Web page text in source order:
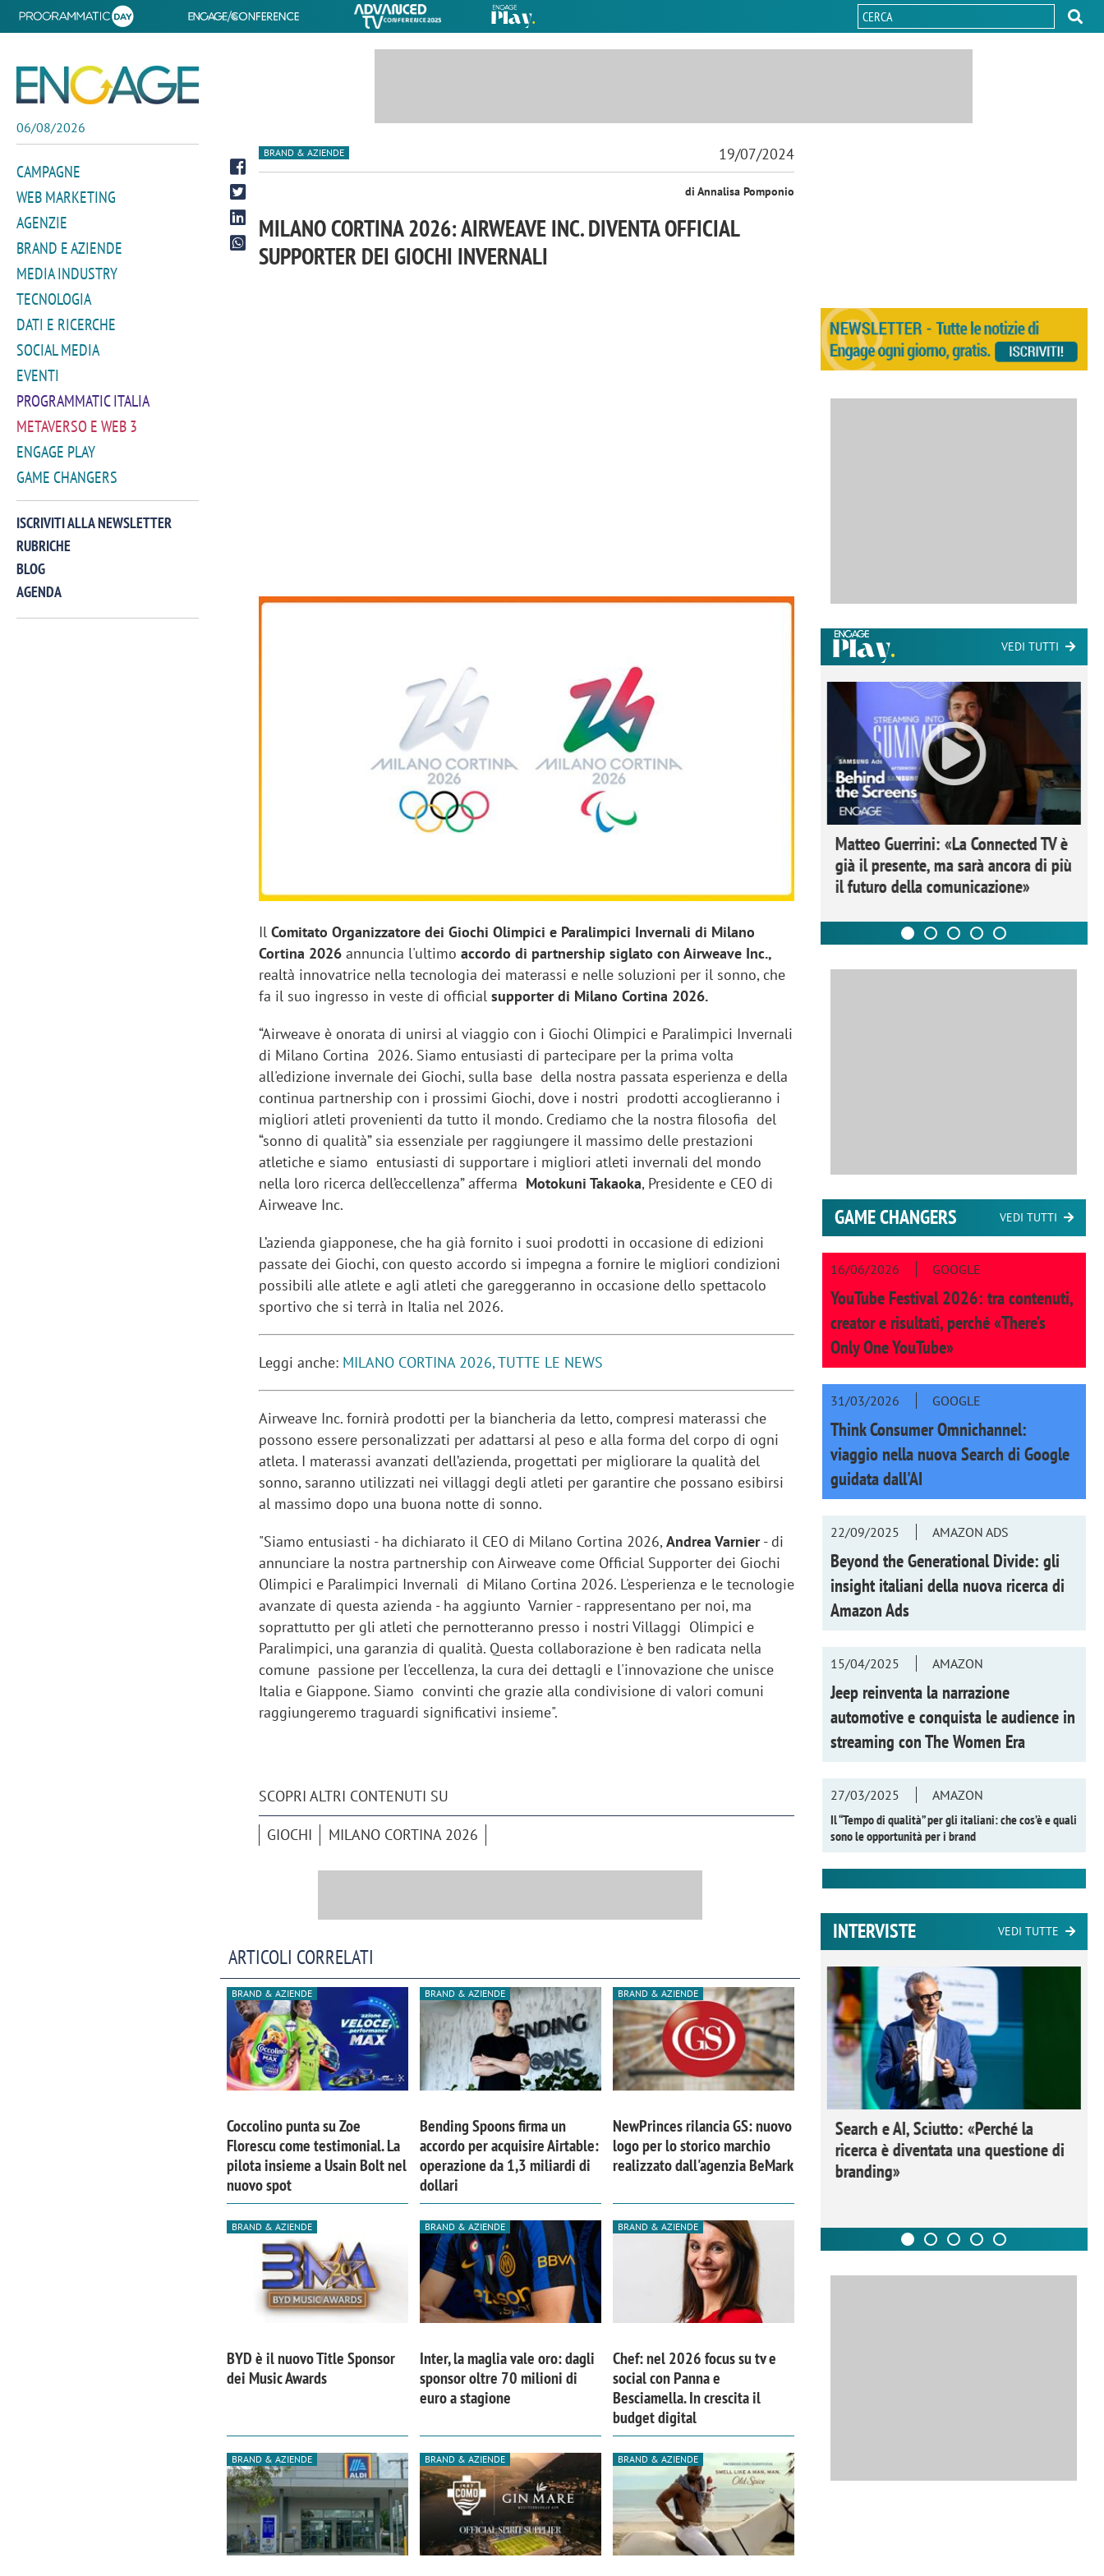
06/08/2026
CAMPAGNE
WEB MARKETING
AGENZIE
BRAND E AZIENDE
MEDIA INDUSTRY
TECNOLOGIA
DATI E RICERCHE
SOCIAL MEDIA
EVENTI
PROGRAMMATIC ITALIA
METAVERSO E WEB 3
ENGAGE PLAY
GAME CHANGERS
ISCRIVITI ALLA NEWSLETTER
RUBRICHE
BLOG
AGENDA
BRAND & AZIENDE 19/07/2024
di Annalisa Pomponio
MILANO CORTINA 2026: AIRWEAVE INC. DIVENTA OFFICIAL
SUPPORTER DEI GIOCHI INVERNALI
IlComitato Organizzatore dei Giochi Olimpici e Paralimpici Invernali di Milano
Cortina 2026 annuncia l'ultimoaccordo di partnership siglato con Airweave Inc.,
realtà innovatrice nella tecnologia dei materassi e nelle soluzioni per il sonno, che
fa il suo ingresso in veste di officialsupporter di Milano Cortina 2026.
“Airweave è onorata di unirsi al viaggio con i Giochi Olimpici e Paralimpici Invernali
di Milano Cortina 2026. Siamo entusiasti di partecipare per la prima volta
all'edizione invernale dei Giochi, sulla base della nostra passata esperienza e della
continua partnership con i prossimi Giochi, dove i nostri prodotti accoglieranno i
migliori atleti provenienti da tutto il mondo. Crediamo che la nostra filosofia del
“sonno di qualità” sia essenziale per raggiungere il massimo delle prestazioni
atletiche e siamo entusiasti di supportare i migliori atleti invernali del mondo
nella loro ricerca dell’eccellenza” afferma Motokuni Takaoka, Presidente e CEO di
Airweave Inc.
L’azienda giapponese, che ha già fornito i suoi prodotti in occasione di edizioni
passate dei Giochi, con questo accordo si impegna a fornire le migliori condizioni
possibili alle atlete e agli atleti che gareggeranno in occasione dello spettacolo
sportivo che si terrà in Italia nel 2026.
Leggi anche: MILANO CORTINA 2026, TUTTE LE NEWS
Airweave Inc. fornirà prodotti per la biancheria da letto, compresi materassi che
possono essere personalizzati per adattarsi al peso e alla forma del corpo di ogni
atleta. I materassi avanzati dell’azienda, progettati per migliorare la qualità del
sonno, saranno utilizzati nei villaggi degli atleti per garantire che possano esibirsi
al massimo dopo una buona notte di sonno.
"Siamo entusiasti - ha dichiarato il CEO di Milano Cortina 2026,Andrea Varnier- di
annunciare la nostra partnership con Airweave come Official Supporter dei Giochi
Olimpici e Paralimpici Invernali di Milano Cortina 2026. L'esperienza e le tecnologie
avanzate di questa azienda - ha aggiunto Varnier - rappresentano per noi, ma
soprattutto per gli atleti che pernotteranno presso i nostri Villaggi Olimpici e
Paralimpici, una garanzia di qualità. Questa collaborazione è ben radicata nella
comune passione per l'eccellenza, la cura dei dettagli e l'innovazione che unisce
Italia e Giappone. Siamo convinti che grazie alla condivisione di valori comuni
raggiungeremo traguardi significativi insieme".
SCOPRI ALTRI CONTENUTI SU
GIOCHI MILANO CORTINA 2026
ARTICOLI CORRELATI
BRAND & AZIENDE
Coccolino punta su Zoe
Florescu come testimonial. La
pilota insieme a Usain Bolt nel
nuovo spot
BRAND & AZIENDE
Bending Spoons firma un
accordo per acquisire Airtable:
operazione da 1,3 miliardi di
dollari
BRAND & AZIENDE
NewPrinces rilancia GS: nuovo
logo per lo storico marchio
realizzato dall'agenzia BeMark
BRAND & AZIENDE
BYD è il nuovo Title Sponsor
dei Music Awards
BRAND & AZIENDE
Inter, la maglia vale oro: dagli
sponsor oltre 70 milioni di
euro a stagione
BRAND & AZIENDE
Chef: nel 2026 focus su tv e
social con Panna e
Besciamella. In crescita il
budget digital
BRAND & AZIENDE BRAND & AZIENDE BRAND & AZIENDE
VEDI TUTTI
Matteo Guerrini: «La Connected TV è
già il presente, ma sarà ancora di più
il futuro della comunicazione»
GAME CHANGERS VEDI TUTTI
16/06/2026 GOOGLE
YouTube Festival 2026: tra contenuti,
creator e risultati, perché «There’s
Only One YouTube»
31/03/2026 GOOGLE
Think Consumer Omnichannel:
viaggio nella nuova Search di Google
guidata dall'AI
22/09/2025 AMAZON ADS
Beyond the Generational Divide: gli
insight italiani della nuova ricerca di
Amazon Ads
15/04/2025 AMAZON
Jeep reinventa la narrazione
automotive e conquista le audience in
streaming conThe Women Era
27/03/2025
AMAZON
Il “Tempo di qualità” per gli italiani: che cos’è e quali
sono le opportunità per i brand
INTERVISTE VEDI TUTTE
comunicazione crea un brand food:
«Marketing e prodotto devono
Emanuele Viora di Deloitte Digital:
«La creatività resta centrale, l’AI deve
amplificare il talento»
Ricerche di mercato. Neri, Ipsos
Doxa: «Non basta più descrivere i
fenomeni: bisogna comprenderli e
Search e AI, Sciutto: «Perché la
ricerca è diventata una questione di
branding»